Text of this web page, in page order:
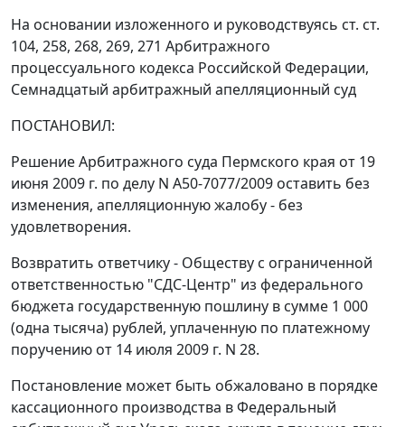
На основании изложенного и руководствуясь ст. ст.
104, 258, 268, 269, 271 Арбитражного
процессуального кодекса Российской Федерации,
Семнадцатый арбитражный апелляционный суд
ПОСТАНОВИЛ:
Решение Арбитражного суда Пермского края от 19
июня 2009 г. по делу N А50-7077/2009 оставить без
изменения, апелляционную жалобу - без
удовлетворения.
Возвратить ответчику - Обществу с ограниченной
ответственностью "СДС-Центр" из федерального
бюджета государственную пошлину в сумме 1 000
(одна тысяча) рублей, уплаченную по платежному
поручению от 14 июля 2009 г. N 28.
Постановление может быть обжаловано в порядке
кассационного производства в Федеральный